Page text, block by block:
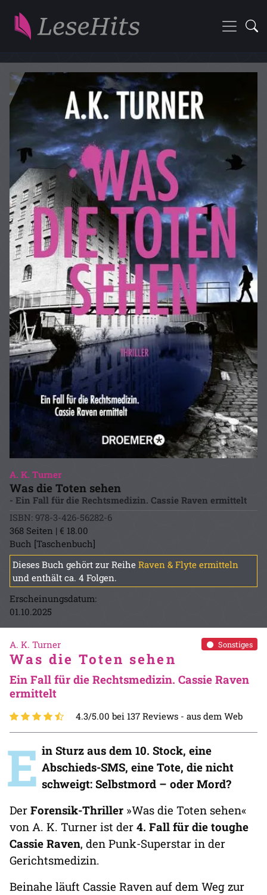
A. K. Turner
Was die Toten sehen
- Ein Fall für die Rechtsmedizin. Cassie Raven ermittelt
ISBN: 978-3-426-56282-6
368 Seiten | € 18.00
Buch [Taschenbuch]
Dieses Buch gehört zur Reihe Raven & Flyte ermitteln
und enthält ca. 4 Folgen.
Erscheinungsdatum:
01.10.2025
Sonstiges
A. K. Turner
Was die Toten sehen
Ein Fall für die Rechtsmedizin. Cassie Raven
ermittelt
4.3/5.00 bei 137 Reviews - aus dem Web
E in Sturz aus dem 10. Stock, eine
Abschieds-SMS, eine Tote, die nicht
schweigt: Selbstmord – oder Mord?
Der Forensik-Thriller »Was die Toten sehen«
von A. K. Turner ist der 4. Fall für die toughe
Cassie Raven, den Punk-Superstar in der
Gerichtsmedizin.
Beinahe läuft Cassie Raven auf dem Weg zur